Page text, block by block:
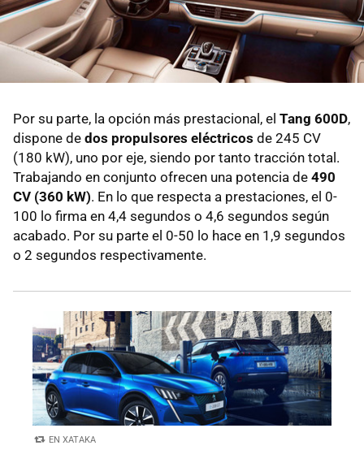
Por su parte, la opción más prestacional, el Tang 600D,
dispone de dos propulsores eléctricos de 245 CV
(180 kW), uno por eje, siendo por tanto tracción total.
Trabajando en conjunto ofrecen una potencia de 490
CV (360 kW). En lo que respecta a prestaciones, el 0-
100 lo firma en 4,4 segundos o 4,6 segundos según
acabado. Por su parte el 0-50 lo hace en 1,9 segundos
o 2 segundos respectivamente.
EN XATAKA